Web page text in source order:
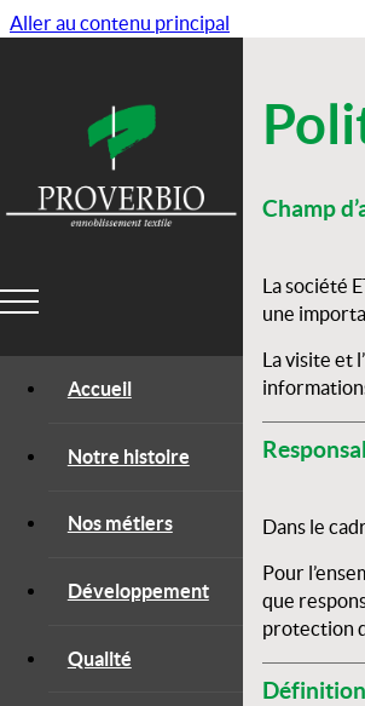
Aller au contenu principal
Accueil
Notre histoire
Nos métiers
Développement
Qualité
DEPUIS 1922
Champ
La société
une
La visite
Dans le
Pour
que
protection